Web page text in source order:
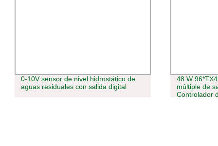
0-10V sensor de nivel hidrostático de
aguas residuales con salida digital
48 W
múltiple de
Controlador